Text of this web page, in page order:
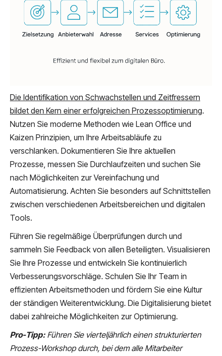
Die Identifikation von Schwachstellen und Zeitfressern
bildet den Kern einer erfolgreichen Prozessoptimierung.
Nutzen Sie moderne Methoden wie Lean Office und
Kaizen Prinzipien, um Ihre Arbeitsabläufe zu
verschlanken. Dokumentieren Sie Ihre aktuellen
Prozesse, messen Sie Durchlaufzeiten und suchen Sie
nach Möglichkeiten zur Vereinfachung und
Automatisierung. Achten Sie besonders auf Schnittstellen
zwischen verschiedenen Arbeitsbereichen und digitalen
Tools.
Führen Sie regelmäßige Überprüfungen durch und
sammeln Sie Feedback von allen Beteiligten. Visualisieren
Sie Ihre Prozesse und entwickeln Sie kontinuierlich
Verbesserungsvorschläge. Schulen Sie Ihr Team in
effizienten Arbeitsmethoden und fördern Sie eine Kultur
der ständigen Weiterentwicklung. Die Digitalisierung bietet
dabei zahlreiche Möglichkeiten zur Optimierung.
Pro-Tipp: Führen Sie vierteljährlich einen strukturierten
Prozess-Workshop durch, bei dem alle Mitarbeiter